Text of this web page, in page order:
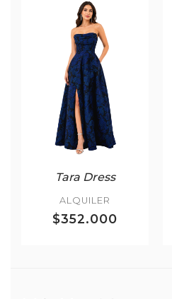
Tara Dress
ALQUILER
$352.000